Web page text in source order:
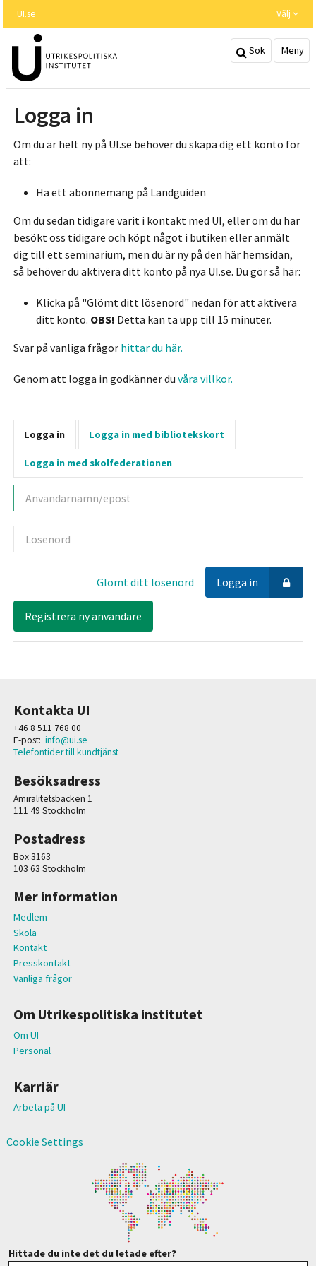
huvudinnehållet
UI.se Välj
Sök Meny
Logga in
Om du är helt ny på UI.se behöver du skapa dig ett konto för
att:
Ha ett abonnemang på Landguiden
Om du sedan tidigare varit i kontakt med UI, eller om du har
besökt oss tidigare och köpt något i butiken eller anmält
dig till ett seminarium, men du är ny på den här hemsidan,
så behöver du aktivera ditt konto på nya UI.se. Du gör så här:
Klicka på "Glömt ditt lösenord" nedan för att aktivera
ditt konto. OBS! Detta kan ta upp till 15 minuter.
Svar på vanliga frågor hittar du här.
Genom att logga in godkänner du våra villkor.
Logga in Logga in med bibliotekskort
Logga in med skolfederationen
Användarnamn
Lösenord
Logga in
Glömt ditt lösenord
Registrera ny användare
Kontakta UI
+46 8 511 768 00
E-post: info@ui.se
Telefontider till kundtjänst
Besöksadress
Amiralitetsbacken 1
111 49 Stockholm
Postadress
Box 3163
103 63 Stockholm
Mer information
Medlem
Skola
Kontakt
Presskontakt
Vanliga frågor
Om Utrikespolitiska institutet
Om UI
Personal
Karriär
Arbeta på UI
Cookie Settings
Hittade du inte det du letade efter?